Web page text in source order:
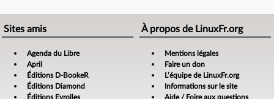
Sites amis
Agenda du Libre
April
Éditions D-BookeR
Éditions Diamond
Éditions Eyrolles
À propos de LinuxFr.org
Mentions légales
Faire un don
L’équipe de LinuxFr.org
Informations sur le site
Aide / Foire aux questions